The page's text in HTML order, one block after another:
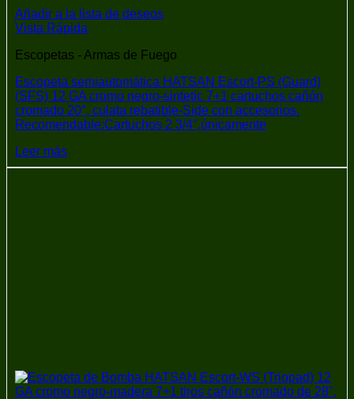
Añadir a la lista de deseos
Vista Rápida
Escopetas - Armas de Fuego
Escopeta semiautomática HATSAN Escort-PS (Guard)
(SFS) 12 GA cromo negro-sintetic 7+1 cartuchos cañón
cromado 20″, culata rebatible-Side con accesorios.
Recomendable:Cartuchos 2 3/4″,únicamente
Leer más